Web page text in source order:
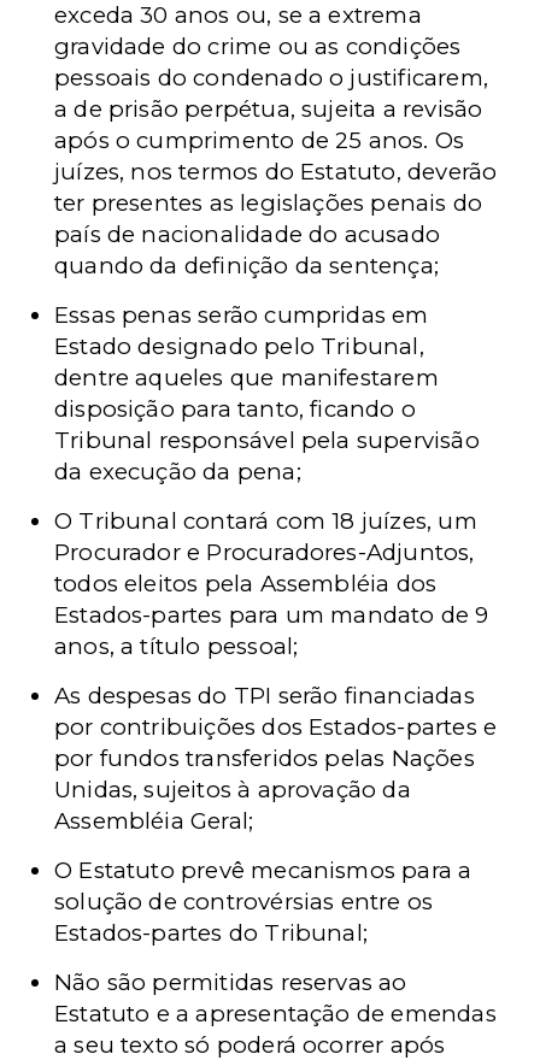
exceda 30 anos ou, se a extrema
gravidade do crime ou as condições
pessoais do condenado o justificarem,
a de prisão perpétua, sujeita a revisão
após o cumprimento de 25 anos. Os
juízes, nos termos do Estatuto, deverão
ter presentes as legislações penais do
país de nacionalidade do acusado
quando da definição da sentença;
Essas penas serão cumpridas em
Estado designado pelo Tribunal,
dentre aqueles que manifestarem
disposição para tanto, ficando o
Tribunal responsável pela supervisão
da execução da pena;
O Tribunal contará com 18 juízes, um
Procurador e Procuradores-Adjuntos,
todos eleitos pela Assembléia dos
Estados-partes para um mandato de 9
anos, a título pessoal;
As despesas do TPI serão financiadas
por contribuições dos Estados-partes e
por fundos transferidos pelas Nações
Unidas, sujeitos à aprovação da
Assembléia Geral;
O Estatuto prevê mecanismos para a
solução de controvérsias entre os
Estados-partes do Tribunal;
Não são permitidas reservas ao
Estatuto e a apresentação de emendas
a seu texto só poderá ocorrer após